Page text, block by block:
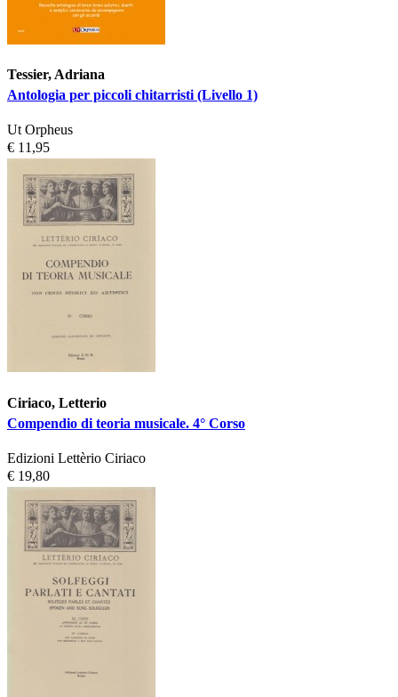
Tessier, Adriana
Antologia per piccoli chitarristi (Livello 1)
Ut Orpheus
€ 11,95
Ciriaco, Letterio
Compendio di teoria musicale. 4° Corso
Edizioni Lettèrio Ciriaco
€ 19,80